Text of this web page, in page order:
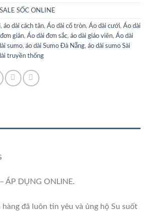
SALE SỐC ONLINE
, áo dài cách tân, Áo dài cổ tròn, Áo dài cưới, Áo dài
giản, Áo dài đơn sắc, áo dài giáo viên, Áo dài
sumo, áo dài Sumo Đà Nẵng, áo dài sumo Sài
truyền thống
ÁP DỤNG ONLINE.
đã luôn tin yêu và ủng hộ Su suốt